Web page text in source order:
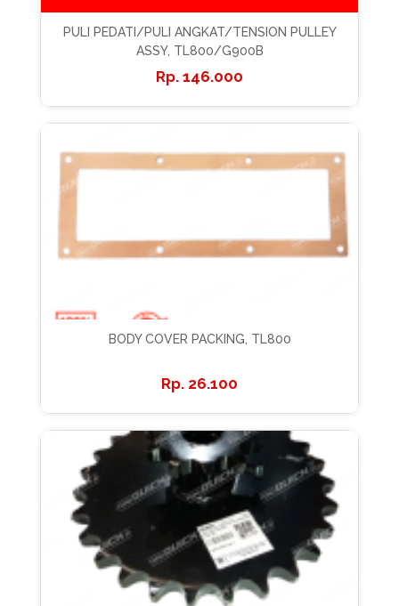
PULI PEDATI/PULI ANGKAT/TENSION PULLEY
ASSY, TL800/G900B
146.000
BODY COVER PACKING, TL800
26.100